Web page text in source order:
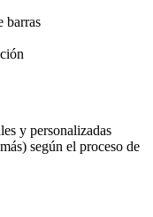
barras
y personalizadas
según el proceso de